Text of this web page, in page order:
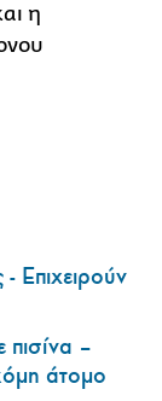
η
Επιχειρούν
–
άτομο